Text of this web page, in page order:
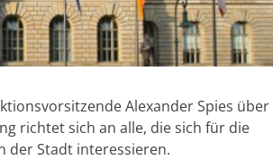
Alexander Spies über
richtet sich an alle, die sich für die
der Stadt interessieren.